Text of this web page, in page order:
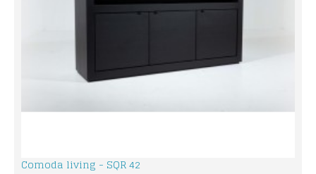
Comoda living - SQR 42